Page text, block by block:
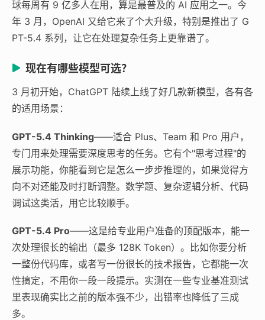
球每周有 9 亿多人在用，算是最普及的 AI 应用之一。今
年 3 月，OpenAI 又给它来了个大升级，特别是推出了 G
PT-5.4 系列，让它在处理复杂任务上更靠谱了。
现在有哪些模型可选？
3 月初开始，ChatGPT 陆续上线了好几款新模型，各有各
的适用场景：
GPT-5.4 Thinking——适合 Plus、Team 和 Pro 用户，
专门用来处理需要深度思考的任务。它有个"思考过程"的
展示功能，你能看到它是怎么一步步推理的，如果觉得方
向不对还能及时打断调整。数学题、复杂逻辑分析、代码
调试这类活，用它比较顺手。
GPT-5.4 Pro——这是给专业用户准备的顶配版本，能一
次处理很长的输出（最多 128K Token）。比如你要分析
一整份代码库，或者写一份很长的技术报告，它都能一次
性搞定，不用你一段一段提示。实测在一些专业基准测试
里表现确实比之前的版本强不少，出错率也降低了三成
多。